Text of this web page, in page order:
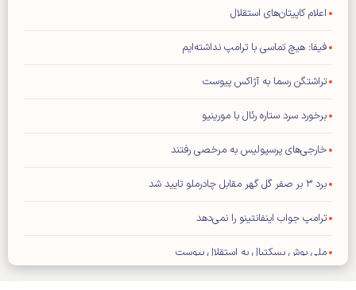
اعلام کاپیتان‌های استقلال
فیفا: هیچ تماسی با ترامپ نداشته‌ایم
تراشتگن رسما به آژاکس پیوست
برخورد سرد ستاره رئال با مورینیو
خارجی‌های پرسپولیس به مرخصی رفتند
برد ۳ بر صفر گل گهر مقابل چادرملو تایید شد
ترامپ جواب اینفانتینو را نمی‌دهد
ملی پوش بسکتبال به استقلال پیوست